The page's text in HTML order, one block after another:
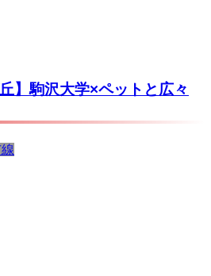
】駒沢大学×ペットと広々